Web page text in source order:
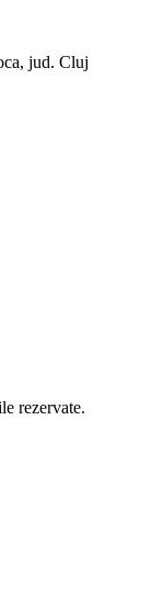
jud. Cluj
rezervate.